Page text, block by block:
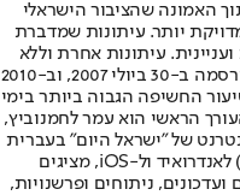
האמונה שהציבור הישראלי
יותר. עיתונות שמדברת
עיתונות אחרת וללא
תשלום. המהדורה המודפסת הראשונה פורסמה ב-30 ביולי 2007, וב-2010
החשיפה הגבוה ביותר בימי
הראשי הוא עמר לחמנוביץ,
של "ישראל היום" בעברית
ובאנגלית, כמו כן היישומונים (אפליקציות) לאנדרואיד ול-iOS, מציגים
ניתוחים ופרשנויות,